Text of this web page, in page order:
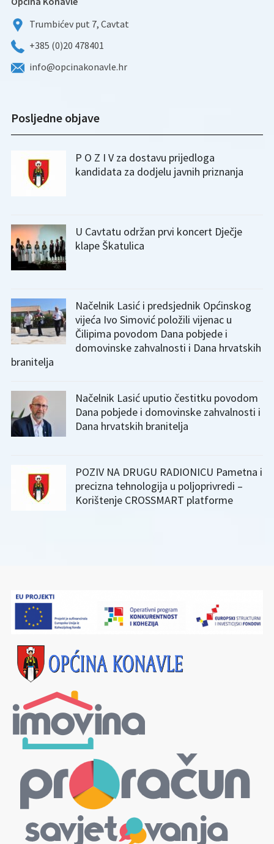
Trumbićev put 7, Cavtat
+385 (0)20 478401
info@opcinakonavle.hr
Posljedne objave
P O Z I V za dostavu prijedloga
kandidata za dodjelu javnih priznanja
U Cavtatu održan prvi koncert Dječje
klape Škatulica
Načelnik Lasić i predsjednik Općinskog
vijeća Ivo Simović položili vijenac u
Čilipima povodom Dana pobjede i
domovinske zahvalnosti i Dana hrvatskih
branitelja
Načelnik Lasić uputio čestitku povodom
Dana pobjede i domovinske zahvalnosti i
Dana hrvatskih branitelja
POZIV NA DRUGU RADIONICU Pametna i
precizna tehnologija u poljoprivredi –
Korištenje CROSSMART platforme